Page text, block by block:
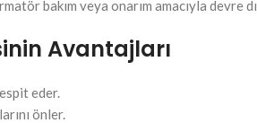
bakım veya onarım amacıyla devre
Avantajları
eder.
önler.